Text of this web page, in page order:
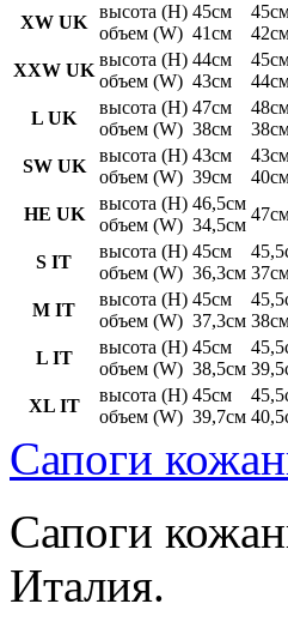
XW UK
высота (H)
объем (W)
45см
41см
XXW UK
высота (H)
объем (W)
44см
43см
L UK
высота (H)
объем (W)
47см
38см
SW UK
высота (H)
объем (W)
43см
39см
HE UK
высота (H)
объем (W)
46,5см
34,5см
S IT
высота (H)
объем (W)
45см
36,3см
M IT
высота (H)
объем (W)
45см
37,3см
L IT
высота (H)
объем (W)
45см
38,5см
XL IT
высота (H)
объем (W)
45см
39,7см
Сапоги
Сапоги
Италия.